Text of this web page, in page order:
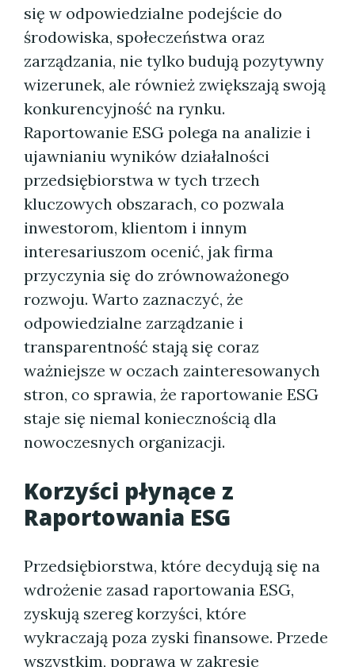
się w odpowiedzialne podejście do
środowiska, społeczeństwa oraz
zarządzania, nie tylko budują pozytywny
wizerunek, ale również zwiększają swoją
konkurencyjność na rynku.
Raportowanie ESG polega na analizie i
ujawnianiu wyników działalności
przedsiębiorstwa w tych trzech
kluczowych obszarach, co pozwala
inwestorom, klientom i innym
interesariuszom ocenić, jak firma
przyczynia się do zrównoważonego
rozwoju. Warto zaznaczyć, że
odpowiedzialne zarządzanie i
transparentność stają się coraz
ważniejsze w oczach zainteresowanych
stron, co sprawia, że raportowanie ESG
staje się niemal koniecznością dla
nowoczesnych organizacji.
Korzyści płynące z
Raportowania ESG
Przedsiębiorstwa, które decydują się na
wdrożenie zasad raportowania ESG,
zyskują szereg korzyści, które
wykraczają poza zyski finansowe. Przede
wszystkim, poprawa w zakresie